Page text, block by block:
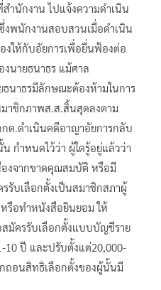
ำนักงาน ไปแจ้งความดำเนิน
พนักงานสอบสวนเมื่อดำเนิน
งให้กับอัยการเพื่อยื่นฟ้องต่อ
นายธนาธร แม้ศาล
นาธรมีลักษณะต้องห้ามในการ
าชิกภาพส.ส.สิ้นสุดลงตาม
ต.ดำเนินคดีอาญาอัยการกลับ
กำหนดไว้ว่า ผู้ใดรู้อยู่แล้วว่า
งจากขาดคุณสมบัติ หรือมี
รับเลือกตั้งเป็นสมาชิกสภาผู้
รือทำหนังสือยินยอม ให้
สมัครรับเลือกตั้งแบบบัญชีราย
10 ปี และปรับตั้งแต่20,000-
ถอนสิทธิเลือกตั้งของผู้นั้นมี